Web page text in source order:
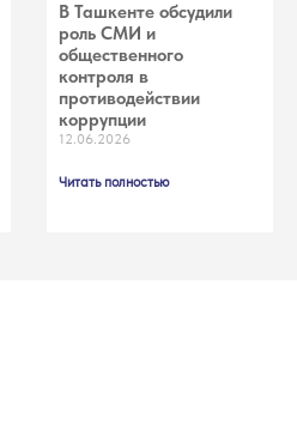
В Ташкенте обсудили
роль СМИ и
общественного
контроля в
противодействии
коррупции
12.06.2026
Читать полностью